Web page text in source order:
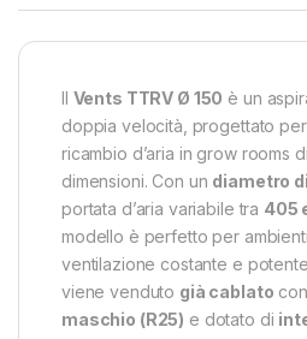
Il Vents TTRV Ø 150 è un
doppia velocità, progettato
ricambio d’aria in grow rooms
dimensioni. Con un diametro
portata d’aria variabile tra 405
modello è perfetto per
ventilazione costante e
viene venduto già cablato con
maschio (R25) e dotato di